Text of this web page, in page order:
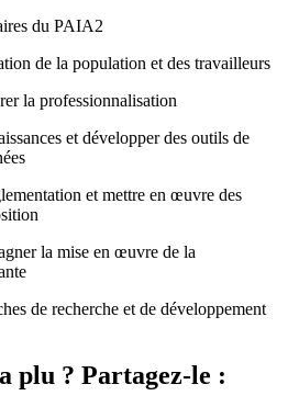
du PAIA2
de la population et des travailleurs
la professionnalisation
et développer des outils de
et mettre en œuvre des
la mise en œuvre de la
de recherche et de développement
plu ? Partagez-le :